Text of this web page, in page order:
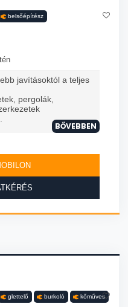
belsőépítész
javításoktól a teljes
pergolák,
BŐVEBBEN
glettelő burkoló kőműves